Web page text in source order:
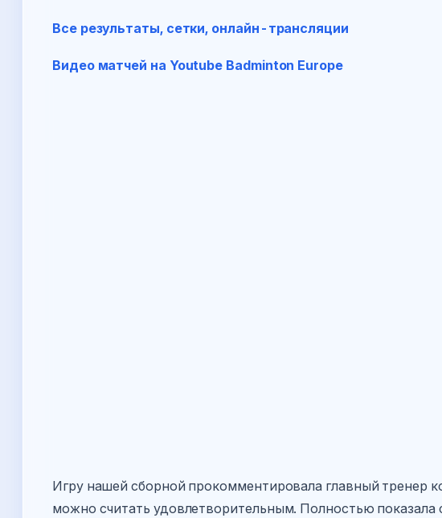
Все результаты, сетки, онлайн-трансляции
Видео матчей на Youtube Badminton Europe
Игру нашей сборной прокомментировала главный тренер
можно считать удовлетворительным. Полностью